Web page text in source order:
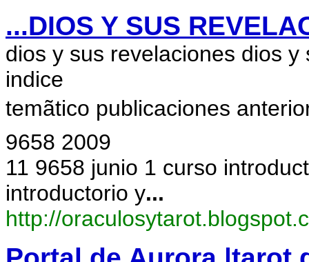
...DIOS Y SUS
dios y sus revelaciones dios
indice
temãtico publicaciones
9658 2009
11 9658 junio 1 curso
introductorio y...
http://